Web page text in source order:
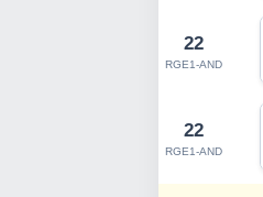
22
RGE1-AND
22
RGE1-AND